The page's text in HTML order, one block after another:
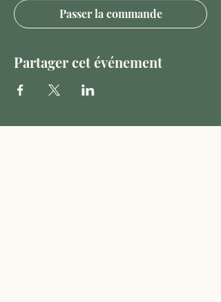
Passer la commande
Partager cet événement